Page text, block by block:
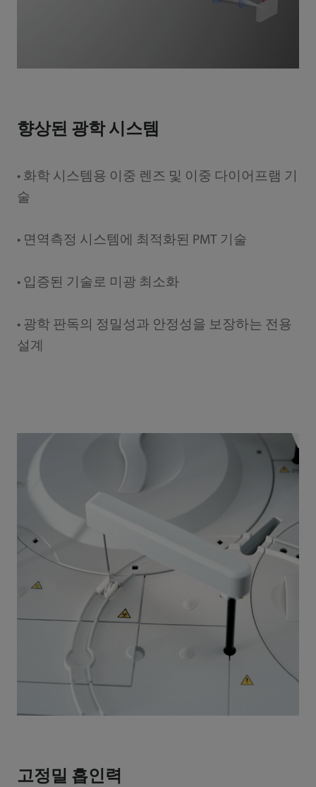
향상된 광학 시스템
• 화학 시스템용 이중 렌즈 및 이중 다이어프램 기
술
• 면역측정 시스템에 최적화된 PMT 기술
• 입증된 기술로 미광 최소화
• 광학 판독의 정밀성과 안정성을 보장하는 전용
설계
고정밀 흡인력